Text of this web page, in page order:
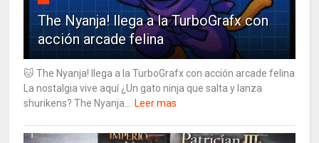
The Nyanja! llega a la TurboGrafx con
acción arcade felina
🐱 The Nyanja! llega a la TurboGrafx con acción arcade felina
La nostalgia vive aquí ¿Un gato ninja que salta y lanza
shurikens? The Nyanja...
Leer mas